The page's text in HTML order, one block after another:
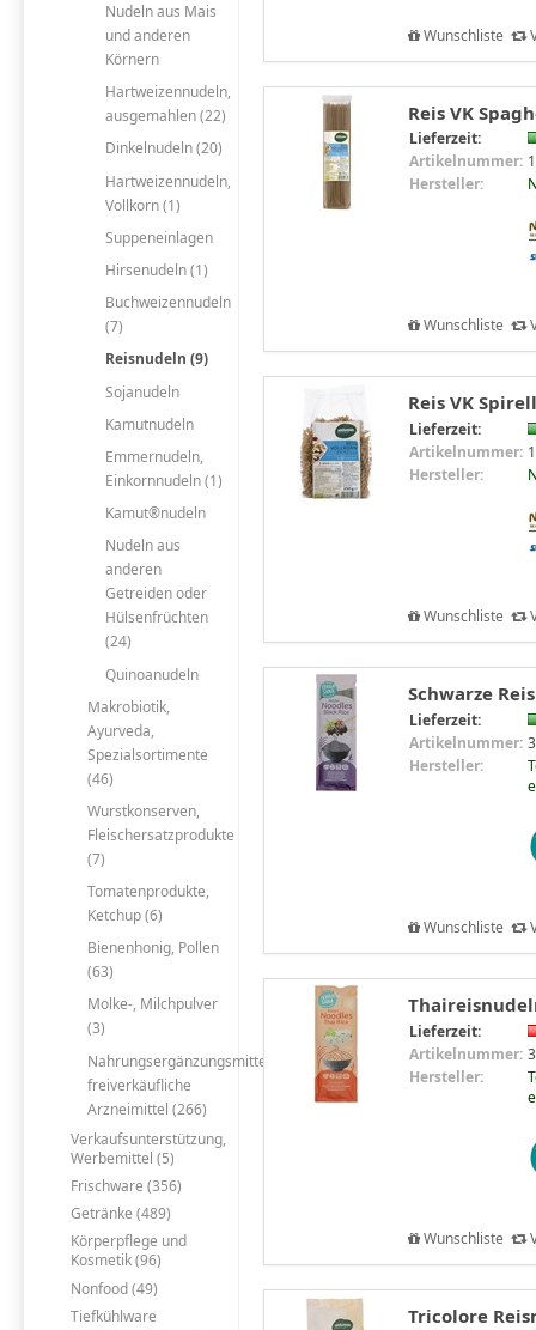
Nudeln aus Mais
und anderen
Körnern
Hartweizennudeln,
ausgemahlen (22)
Dinkelnudeln (20)
Hartweizennudeln,
Vollkorn (1)
Suppeneinlagen
Hirsenudeln (1)
Buchweizennudeln
(7)
Reisnudeln (9)
Sojanudeln
Kamutnudeln
Emmernudeln,
Einkornnudeln (1)
Kamut®nudeln
Nudeln aus
anderen
Getreiden oder
Hülsenfrüchten
(24)
Quinoanudeln
Makrobiotik,
Ayurveda,
Spezialsortimente
(46)
Wurstkonserven,
Fleischersatzprodukte
(7)
Tomatenprodukte,
Ketchup (6)
Bienenhonig, Pollen
(63)
Molke-, Milchpulver
(3)
Nahrungsergänzungsmittel,
freiverkäufliche
Arzneimittel (266)
Verkaufsunterstützung,
Werbemittel (5)
Frischware (356)
Getränke (489)
Körperpflege und
Kosmetik (96)
Nonfood (49)
Tiefkühlware
Wunschliste
Reis VK
Lieferzeit:
Artikelnummer:
Hersteller:
Wunschliste
Reis VK
Lieferzeit:
Artikelnummer:
Hersteller:
Wunschliste
Schwarze
Lieferzeit:
Artikelnummer:
Hersteller:
Wunschliste
Lieferzeit:
Artikelnummer:
Hersteller:
Wunschliste
Tricolore